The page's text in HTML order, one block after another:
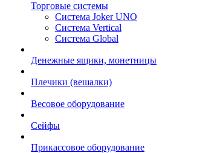
Торговые системы
Система Joker UNO
Система Vertical
Система Global
Денежные ящики, монетницы
Плечики (вешалки)
Весовое оборудование
Сейфы
Прикассовое оборудование